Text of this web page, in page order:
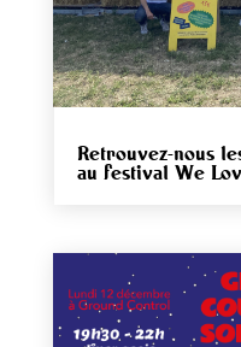
Retrouvez-nous
au festival We